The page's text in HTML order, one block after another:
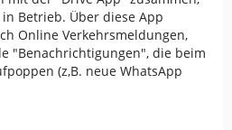
Betrieb. Über diese App
Online Verkehrsmeldungen,
"Benachrichtigungen", die beim
(z,B. neue WhatsApp